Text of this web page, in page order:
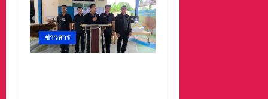
ข่าวสาร